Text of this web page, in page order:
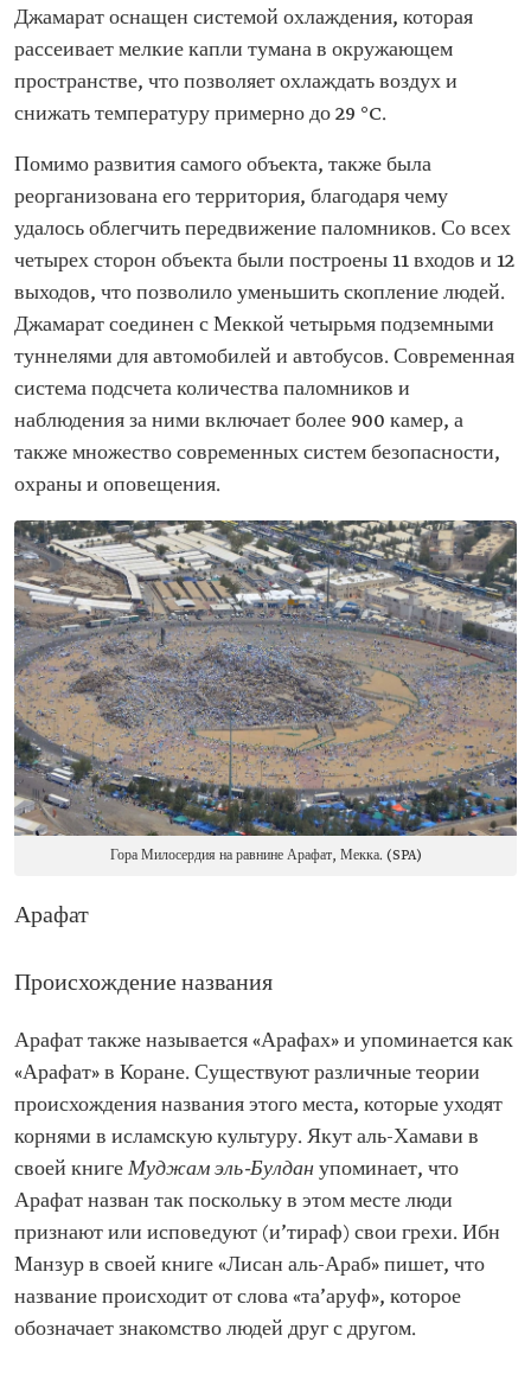
Джамарат оснащен системой охлаждения, которая
рассеивает мелкие капли тумана в окружающем
пространстве, что позволяет охлаждать воздух и
снижать температуру примерно до 29 °C.
Помимо развития самого объекта, также была
реорганизована его территория, благодаря чему
удалось облегчить передвижение паломников. Со всех
четырех сторон объекта были построены 11 входов и 12
выходов, что позволило уменьшить скопление людей.
Джамарат соединен с Меккой четырьмя подземными
туннелями для автомобилей и автобусов. Современная
система подсчета количества паломников и
наблюдения за ними включает более 900 камер, а
также множество современных систем безопасности,
охраны и оповещения.
Гора Милосердия на равнине Арафат, Мекка. (SPA)
Арафат
Происхождение названия
Арафат также называется «Арафах» и упоминается как
«Арафат» в Коране. Существуют различные теории
происхождения названия этого места, которые уходят
корнями в исламскую культуру. Якут аль-Хамави в
своей книгеМуджам эль-Булданупоминает, что
Арафат назван так поскольку в этом месте люди
признают или исповедуют (и’тираф) свои грехи. Ибн
Манзур в своей книге «Лисан аль-Араб» пишет, что
название происходит от слова «та’аруф», которое
обозначает знакомство людей друг с другом.